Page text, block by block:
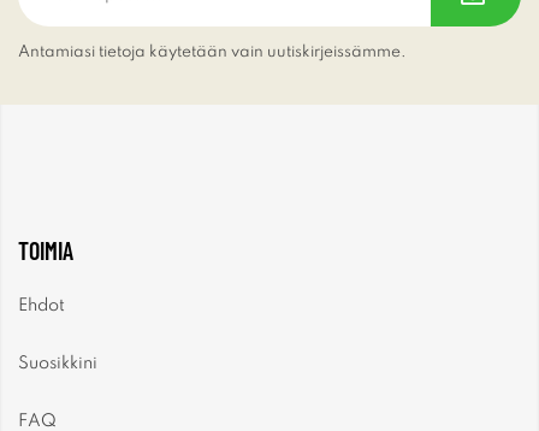
Antamiasi tietoja käytetään vain uutiskirjeissämme.
TOIMIA
Ehdot
Suosikkini
FAQ